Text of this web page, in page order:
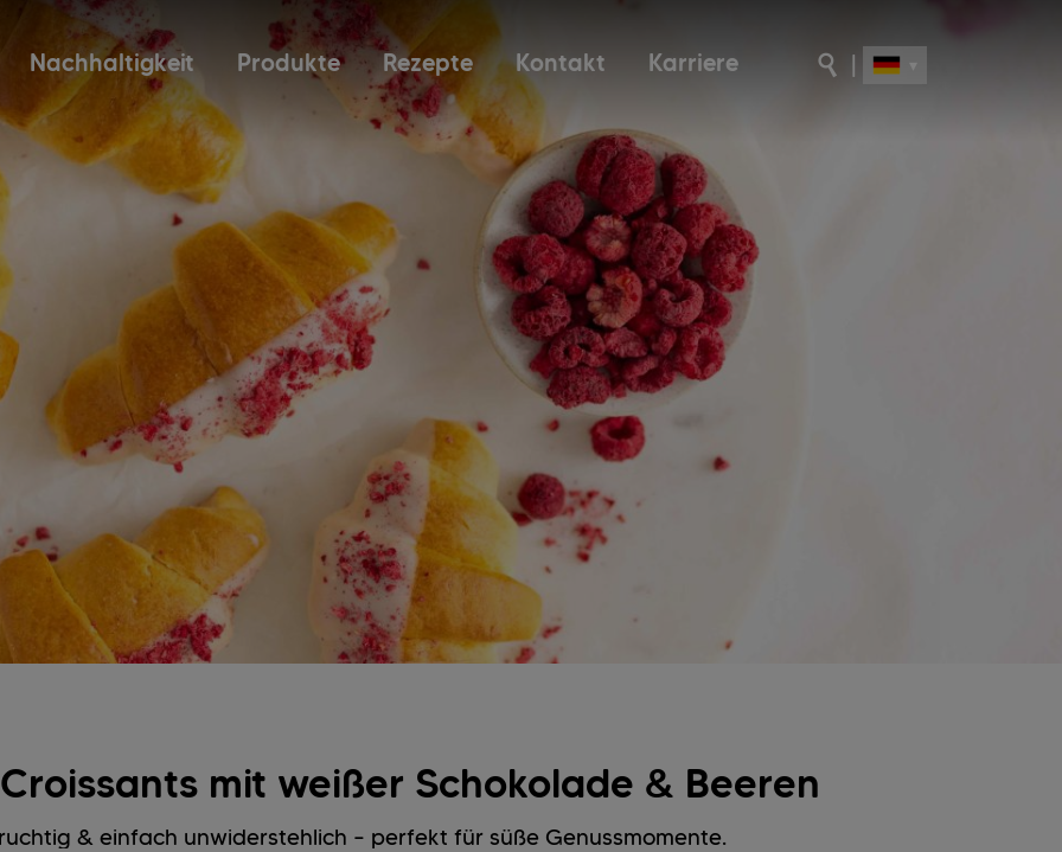
Nachhaltigkeit Produkte Rezepte Kontakt Karriere
mit weißer Schokolade & Beeren
& einfach unwiderstehlich – perfekt für süße Genussmomente.